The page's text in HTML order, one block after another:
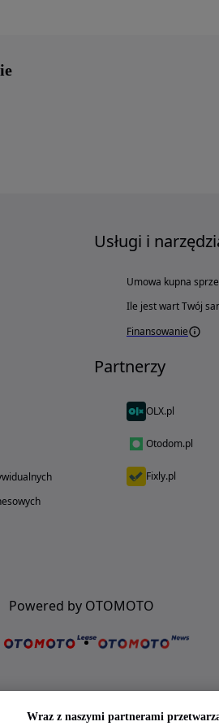
Usługi i
Umowa kupna
Ile jest wart Twój
Finansowanie
Partnerzy
OLX.pl
Otodom.pl
Fixly.pl
Powered by OTOMOTO
Wraz z naszymi partnerami